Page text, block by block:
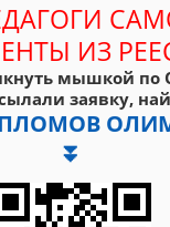
ИЗ
мышкой по
заявку,
⏬